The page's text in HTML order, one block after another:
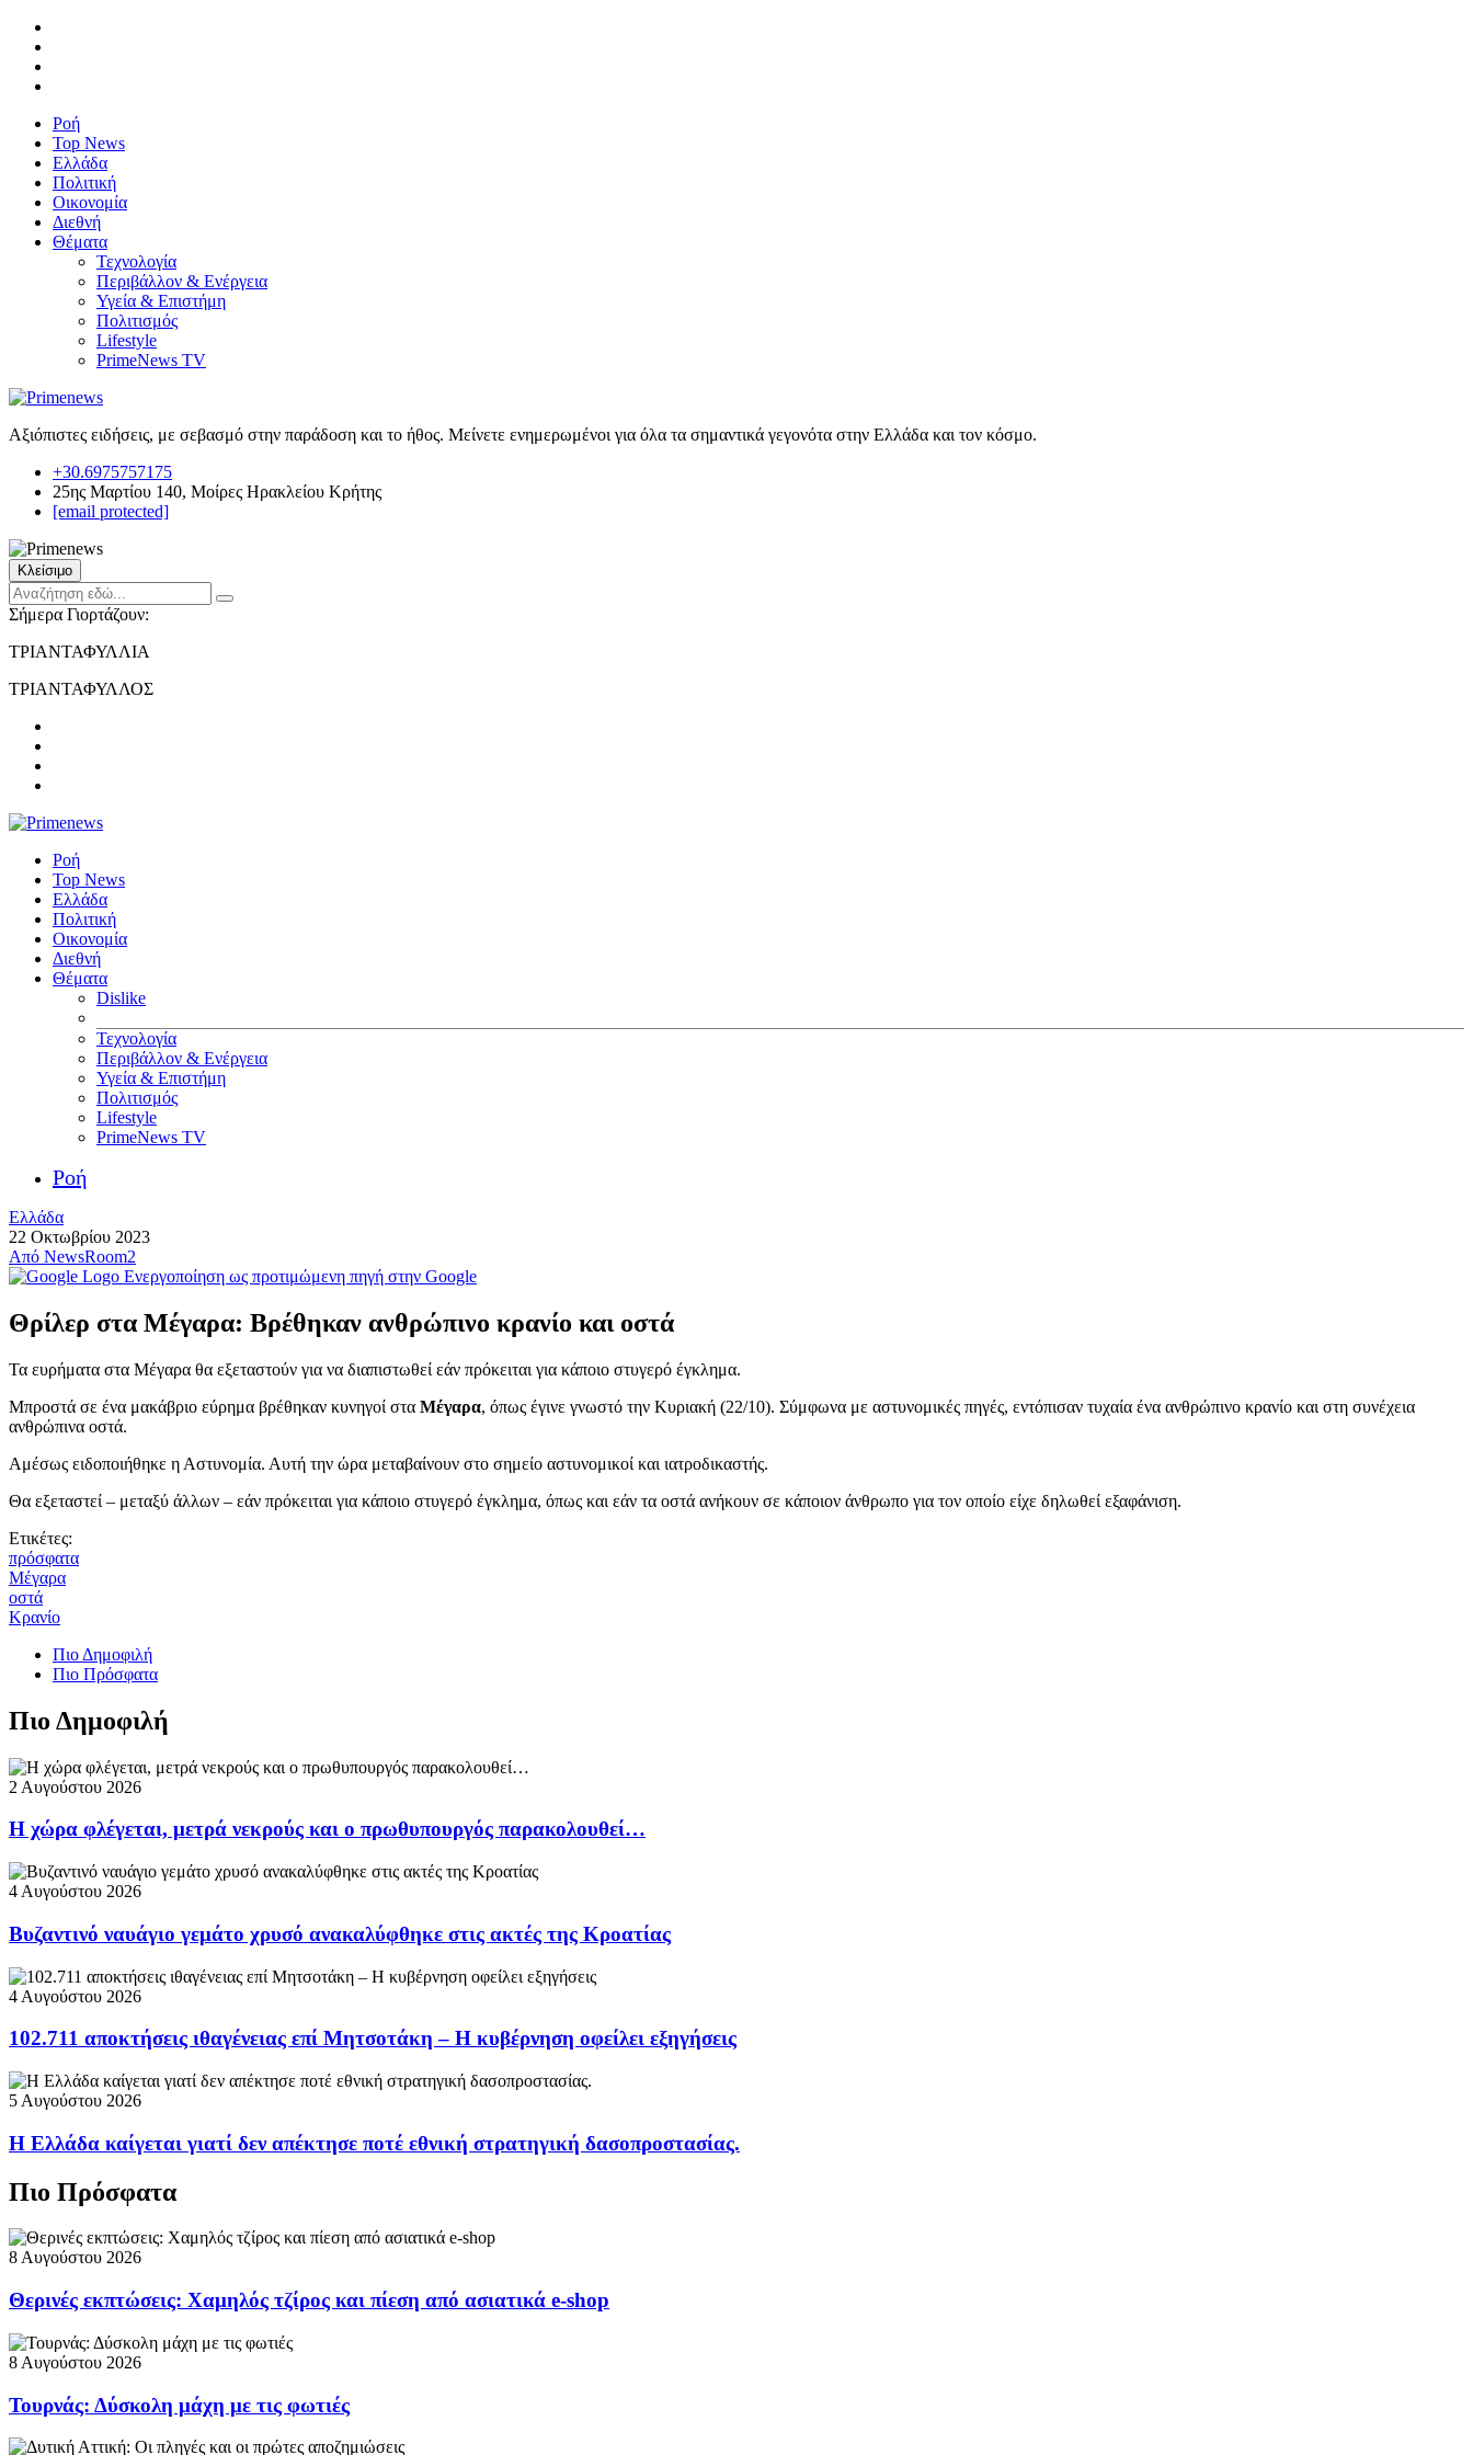
Ροή
Top News
Ελλάδα
Πολιτική
Οικονομία
Διεθνή
Θέματα
Τεχνολογία
Περιβάλλον & Ενέργεια
Υγεία & Επιστήμη
Πολιτισμός
Lifestyle
PrimeNews TV
Αξιόπιστες ειδήσεις, με σεβασμό στην παράδοση και το ήθος. Μείνετε ενημερωμένοι για όλα τα σημαντικά γεγονότα στην Ελλάδα και τον κόσμο.
+30.6975757175
25ης Μαρτίου 140, Μοίρες Ηρακλείου Κρήτης
[email protected]
Κλείσιμο
Σήμερα Γιορτάζουν:
ΤΡΙΑΝΤΑΦΥΛΛΙΑ
ΤΡΙΑΝΤΑΦΥΛΛΟΣ
Ροή
Top News
Ελλάδα
Πολιτική
Οικονομία
Διεθνή
Θέματα
Dislike
Τεχνολογία
Περιβάλλον & Ενέργεια
Υγεία & Επιστήμη
Πολιτισμός
Lifestyle
PrimeNews TV
Ροή
Ελλάδα
22 Οκτωβρίου 2023
Από NewsRoom2
Ενεργοποίηση ως προτιμώμενη πηγή στην Google
Θρίλερ στα Μέγαρα: Βρέθηκαν ανθρώπινο κρανίο και οστά
Τα ευρήματα στα Μέγαρα θα εξεταστούν για να διαπιστωθεί εάν πρόκειται για κάποιο στυγερό έγκλημα.
Μπροστά σε ένα μακάβριο εύρημα βρέθηκαν κυνηγοί στα Μέγαρα, όπως έγινε γνωστό την Κυριακή (22/10). Σύμφωνα με αστυνομικές πηγές, εντόπισαν τυχαία ένα ανθρώπινο κρανίο και στη συνέχεια
ανθρώπινα οστά.
Αμέσως ειδοποιήθηκε η Αστυνομία. Αυτή την ώρα μεταβαίνουν στο σημείο αστυνομικοί και ιατροδικαστής.
Θα εξεταστεί – μεταξύ άλλων – εάν πρόκειται για κάποιο στυγερό έγκλημα, όπως και εάν τα οστά ανήκουν σε κάποιον άνθρωπο για τον οποίο είχε δηλωθεί εξαφάνιση.
Ετικέτες:
πρόσφατα
Μέγαρα
οστά
Κρανίο
Πιο Δημοφιλή
Πιο Πρόσφατα
Πιο Δημοφιλή
2 Αυγούστου 2026
Η χώρα φλέγεται, μετρά νεκρούς και ο πρωθυπουργός παρακολουθεί…
4 Αυγούστου 2026
Βυζαντινό ναυάγιο γεμάτο χρυσό ανακαλύφθηκε στις ακτές της Κροατίας
4 Αυγούστου 2026
102.711 αποκτήσεις ιθαγένειας επί Μητσοτάκη – Η κυβέρνηση οφείλει εξηγήσεις
5 Αυγούστου 2026
Η Ελλάδα καίγεται γιατί δεν απέκτησε ποτέ εθνική στρατηγική δασοπροστασίας.
Πιο Πρόσφατα
8 Αυγούστου 2026
Θερινές εκπτώσεις: Χαμηλός τζίρος και πίεση από ασιατικά e-shop
8 Αυγούστου 2026
Τουρνάς: Δύσκολη μάχη με τις φωτιές